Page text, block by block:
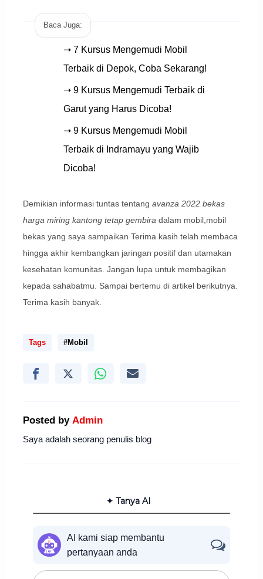
Baca Juga:
➝ 7 Kursus Mengemudi Mobil
Terbaik di Depok, Coba Sekarang!
➝ 9 Kursus Mengemudi Terbaik di
Garut yang Harus Dicoba!
➝ 9 Kursus Mengemudi Mobil
Terbaik di Indramayu yang Wajib
Dicoba!
Demikian informasi tuntas tentang avanza 2022 bekas
harga miring kantong tetap gembira dalam mobil,mobil
bekas yang saya sampaikan Terima kasih telah membaca
hingga akhir kembangkan jaringan positif dan utamakan
kesehatan komunitas. Jangan lupa untuk membagikan
kepada sahabatmu. Sampai bertemu di artikel berikutnya.
Terima kasih banyak.
Tags #Mobil
Posted by Admin
Saya adalah seorang penulis blog
✦ Tanya AI
AI kami siap membantu
pertanyaan anda